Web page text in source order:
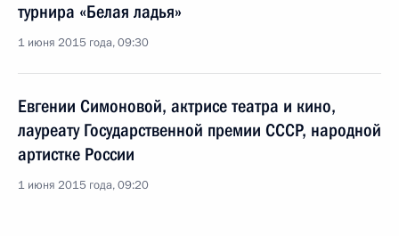
турнира «Белая ладья»
1 июня 2015 года, 09:30
Евгении Симоновой, актрисе театра и кино,
лауреату Государственной премии СССР, народной
артистке России
1 июня 2015 года, 09:20